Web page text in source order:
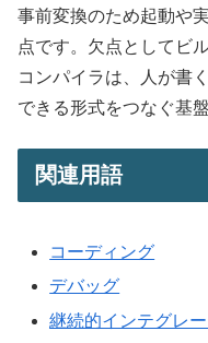
事前変換のため起動や
点です。欠点としてビ
コンパイラは、人が書
できる形式をつなぐ基
関連用語
コーディング
デバッグ
継続的インテグレ